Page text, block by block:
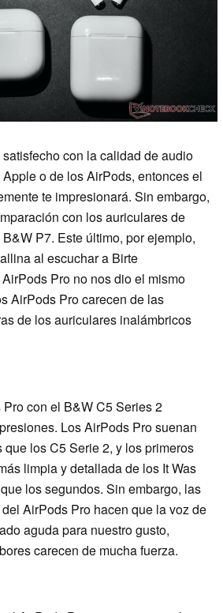
con la calidad de audio
o de los AirPods, entonces el
te impresionará. Sin embargo,
con los auriculares de
P7. Este último, por ejemplo,
al escuchar a Birte
Pro no nos dio el mismo
AirPods Pro carecen de las
de los auriculares inalámbricos
con el B&W C5 Series 2
Los AirPods Pro suenan
que los C5 Serie 2, y los primeros
limpia y detallada de los It Was
los segundos. Sin embargo, las
AirPods Pro hacen que la voz de
aguda para nuestro gusto,
carecen de mucha fuerza.